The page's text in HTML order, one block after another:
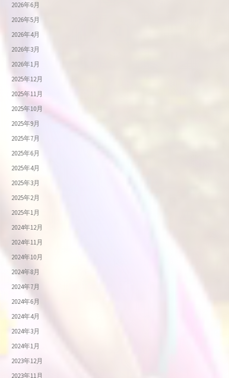
2026年6月
2026年5月
2026年4月
2026年3月
2026年1月
2025年12月
2025年11月
2025年10月
2025年9月
2025年7月
2025年6月
2025年4月
2025年3月
2025年2月
2025年1月
2024年12月
2024年11月
2024年10月
2024年8月
2024年7月
2024年6月
2024年4月
2024年3月
2024年1月
2023年12月
2023年11月